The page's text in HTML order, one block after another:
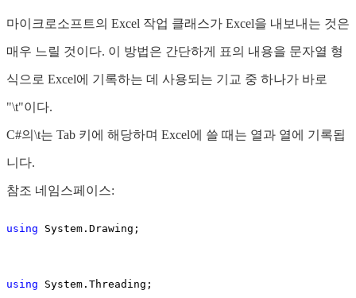
마이크로소프트의 Excel 작업 클래스가 Excel을 내보내는 것은
매우 느릴 것이다. 이 방법은 간단하게 표의 내용을 문자열 형
식으로 Excel에 기록하는 데 사용되는 기교 중 하나가 바로
"\t"이다.
C#의\t는 Tab 키에 해당하며 Excel에 쓸 때는 열과 열에 기록됩
니다.
참조 네임스페이스:
using System.Drawing;
using System.Threading;